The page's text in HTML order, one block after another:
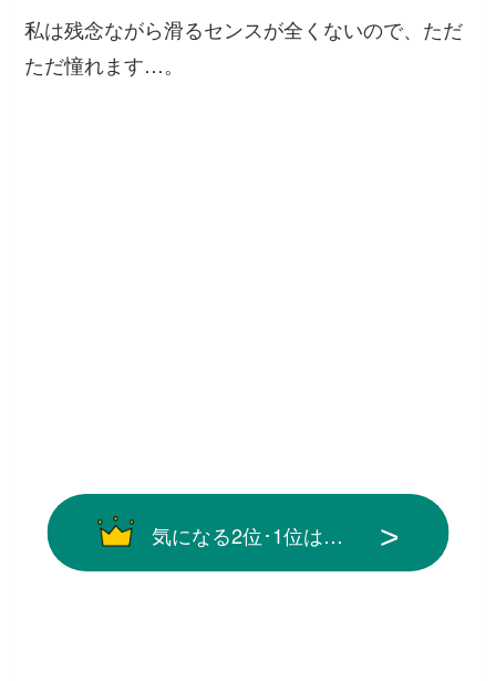
私は残念ながら滑るセンスが全くないので、ただ
ただ憧れます…。
気になる2位･1位は…